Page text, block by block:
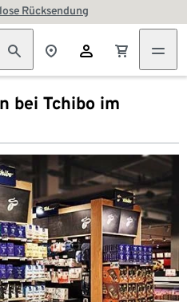
Rücksendung
bei Tchibo im